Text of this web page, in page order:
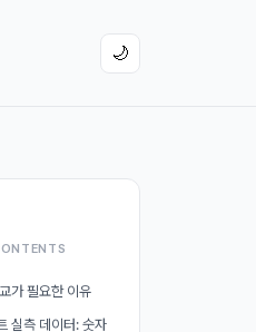
🌙
가 필요한 이유
실측 데이터: 숫자